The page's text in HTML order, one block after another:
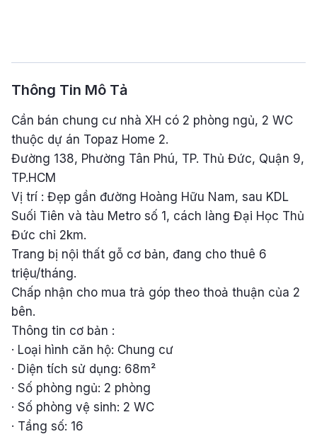
Thông Tin Mô Tả
Cần bán chung cư nhà XH có 2 phòng ngủ, 2 WC
thuộc dự án Topaz Home 2.
Đường 138, Phường Tân Phú, TP. Thủ Đức, Quận 9,
TP.HCM
Vị trí : Đẹp gần đường Hoàng Hữu Nam, sau KDL
Suối Tiên và tàu Metro số 1, cách làng Đại Học Thủ
Đức chỉ 2km.
Trang bị nội thất gỗ cơ bản, đang cho thuê 6
triệu/tháng.
Chấp nhận cho mua trả góp theo thoả thuận của 2
bên.
Thông tin cơ bản :
· Loại hình căn hộ: Chung cư
· Diện tích sử dụng: 68m²
· Số phòng ngủ: 2 phòng
· Số phòng vệ sinh: 2 WC
· Tầng số: 16